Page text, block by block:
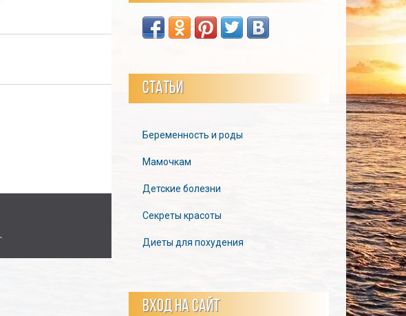
СТАТЬИ
Беременность и роды
Мамочкам
Детские болезни
Секреты красоты
Диеты для похудения
ВХОД НА САЙТ